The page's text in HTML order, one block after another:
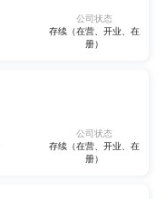
公司状态
存续（在营、开业、在
册）
公司状态
存续（在营、开业、在
册）